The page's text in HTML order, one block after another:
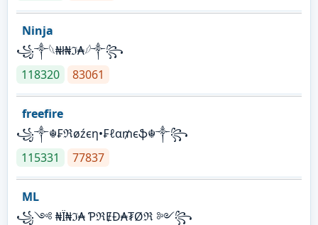
Ninja
꧁⁣༒𓆩₦ł₦ℑ₳𓆪༒꧂
118320
83061
freefire
꧁༒☬₣ℜøźєη•₣ℓα₥єֆ☬༒꧂
115331
77837
ML
꧁༺ ₦Ї₦ℑ₳ ƤℜɆĐ₳₮Øℜ ༻꧂